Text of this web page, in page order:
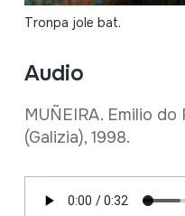
Tronpa jole bat.
Audio
MUÑEIRA. Emilio
(Galizia), 1998.